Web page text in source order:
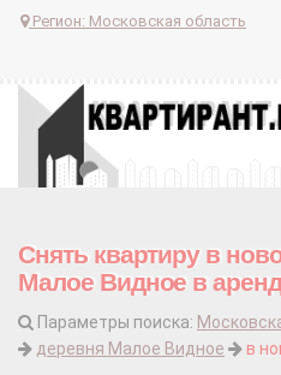
Регион: Московская область
Снять квартиру в
Малое Видное в
Параметры поиска:
деревня Малое Видное
в